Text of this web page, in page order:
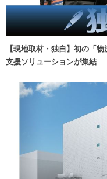
【現地取材・独自】初の「
支援ソリューションが集結